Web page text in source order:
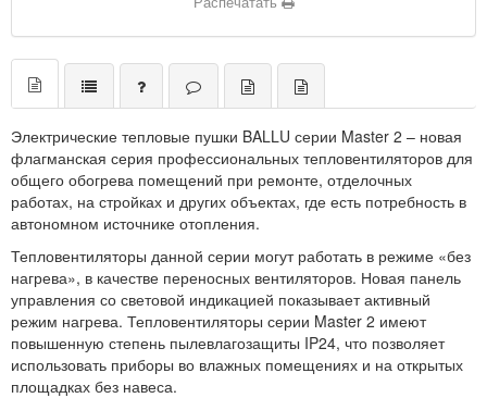
Электрические тепловые пушки BALLU серии Master 2 – новая
флагманская серия профессиональных тепловентиляторов для
общего обогрева помещений при ремонте, отделочных
работах, на стройках и других объектах, где есть потребность в
автономном источнике отопления.
Тепловентиляторы данной серии могут работать в режиме «без
нагрева», в качестве переносных вентиляторов. Новая панель
управления со световой индикацией показывает активный
режим нагрева. Тепловентиляторы серии Master 2 имеют
повышенную степень пылевлагозащиты IP24, что позволяет
использовать приборы во влажных помещениях и на открытых
площадках без навеса.